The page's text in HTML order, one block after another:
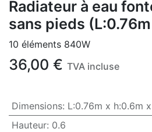
Radiateur à eau
sans pieds
10 éléments 840W
36,00 € TVA incluse
Dimensions: L:0.76m x h:0.6m x
Hauteur: 0.6